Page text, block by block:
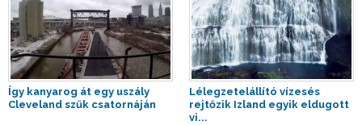
Így kanyarog át egy uszály
Cleveland szűk csatornáján
Lélegzetelállító vízesés
rejtőzik Izland egyik eldugott
vi...